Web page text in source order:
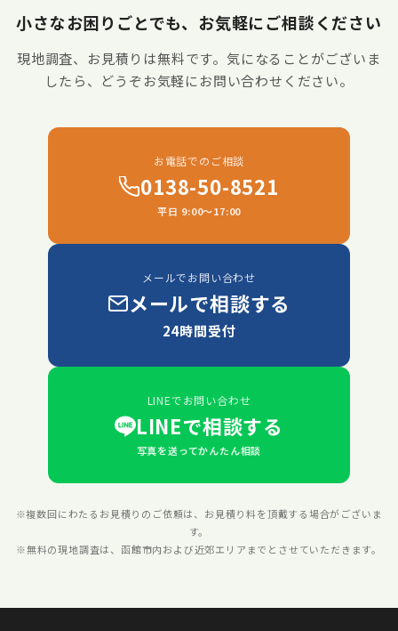
小さなお困りごとでも、お気軽にご相談ください
現地調査、お見積りは無料です。気になることがございま
したら、どうぞお気軽にお問い合わせください。
お電話でのご相談
0138-50-8521
平日 9:00〜17:00
メールでお問い合わせ
メールで相談する
24時間受付
LINEでお問い合わせ
LINEで相談する
写真を送ってかんたん相談
※複数回にわたるお見積りのご依頼は、お見積り料を頂戴する場合がございま
す。
※無料の現地調査は、函館市内および近郊エリアまでとさせていただきます。